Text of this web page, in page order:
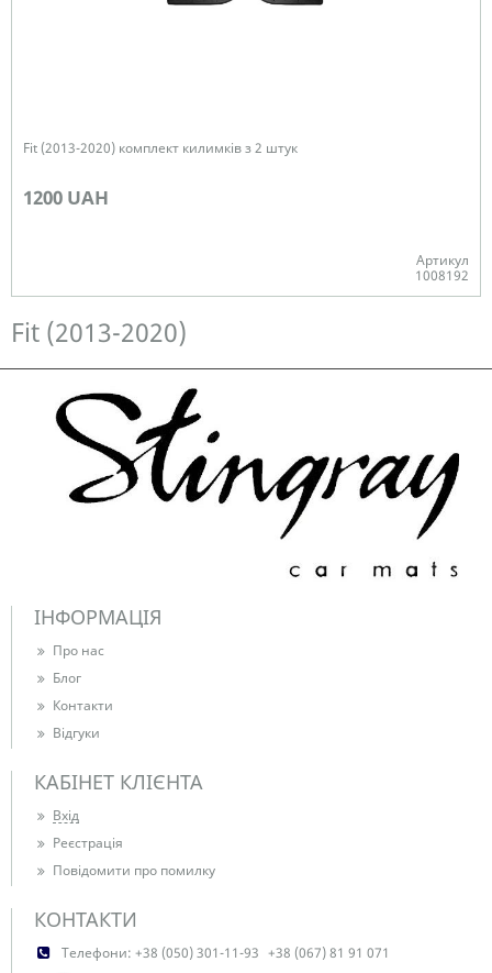
Fit (2013-2020) комплект килимків з 2 штук
1200 UAH
Артикул
1008192
Fit (2013-2020)
ІНФОРМАЦІЯ
Про нас
Блог
Контакти
Відгуки
КАБІНЕТ КЛІЄНТА
Вхід
Реєстрація
Повідомити про помилку
КОНТАКТИ
Телефони: +38 (050) 301-11-93 +38 (067) 81 91 071